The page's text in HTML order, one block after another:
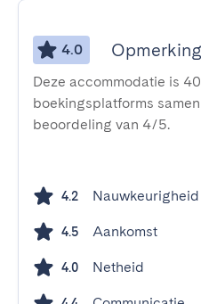
4.0
Deze accommodatie is
boekingsplatforms
beoordeling van 4/5.
4.2 Nauwkeurigheid
4.5 Aankomst
4.0 Netheid